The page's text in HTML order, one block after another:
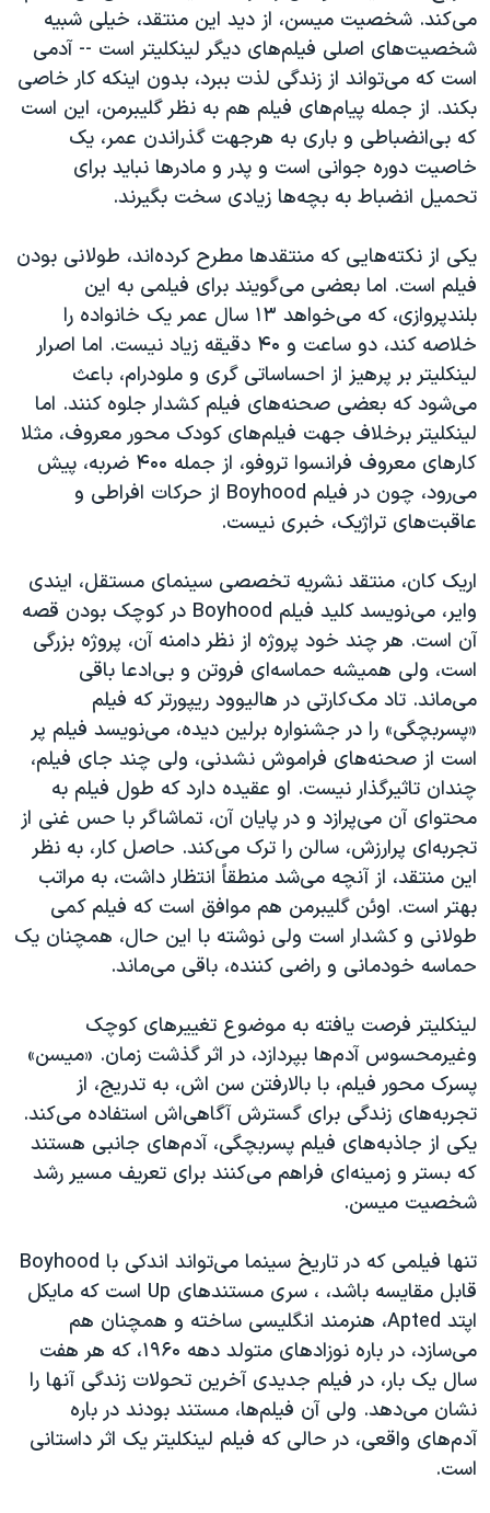
می‌کند. شخصیت میسن، از دید این منتقد، خیلی شبیه
شخصیت‌های اصلی فیلم‌های دیگر لینکلیتر است -- آدمی
است که می‌تواند از زندگی لذت ببرد، بدون اینکه کار خاصی
بکند. از جمله پیام‌های فیلم هم به نظر گلیبرمن، این است
که بی‌انضباطی و باری به هرجهت گذراندن عمر، یک
خاصیت دوره جوانی است و پدر و مادرها نباید برای
تحمیل انضباط به بچه‌ها زیادی سخت بگیرند.
یکی از نکته‌هایی که منتقدها مطرح کرده‌اند، طولانی بودن
فیلم است. اما بعضی می‌گویند برای فیلمی به این
بلندپروازی، که می‌خواهد ۱۳ سال عمر یک خانواده را
خلاصه کند، دو ساعت و ۴۰ دقیقه زیاد نیست. اما اصرار
لینکلیتر بر پرهیز از احساساتی گری و ملودرام، باعث
می‌شود که بعضی صحنه‌های فیلم کشدار جلوه کنند. اما
لینکلیتر برخلاف جهت فیلم‌های کودک محور معروف، مثلا
کارهای معروف فرانسوا تروفو، از جمله ۴۰۰ ضربه، پیش
می‌رود، چون در فیلم Boyhood از حرکات افراطی و
عاقبت‌های تراژیک، خبری نیست.
اریک کان، منتقد نشریه تخصصی سینمای مستقل، ایندی
وایر، می‌نویسد کلید فیلم Boyhood در کوچک بودن قصه
آن است. هر چند خود پروژه از نظر دامنه آن، پروژه بزرگی
است، ولی همیشه حماسه‌ای فروتن و بی‌ادعا باقی
می‌ماند. تاد مک‌کارتی در هالیوود ریپورتر که فیلم
«پسربچگی» را در جشنواره برلین دیده، می‌نویسد فیلم پر
است از صحنه‌های فراموش نشدنی، ولی چند جای فیلم،
چندان تاثیرگذار نیست. او عقیده دارد که طول فیلم به
محتوای آن می‌پرازد و در پایان آن، تماشاگر با حس غنی از
تجربه‌ای پرارزش، سالن را ترک می‌کند. حاصل کار، به نظر
این منتقد، از آنچه می‌شد منطقاً انتظار داشت، به مراتب
بهتر است. اوئن گلیبرمن هم موافق است که فیلم کمی
طولانی و کشدار است ولی نوشته با این حال، همچنان یک
حماسه خودمانی و راضی کننده، باقی می‌ماند.
لینکلیتر فرصت یافته به موضوع تغییرهای کوچک
وغیرمحسوس آدم‌ها بپردازد، در اثر گذشت زمان. «میسن»
پسرک محور فیلم، با بالارفتن سن اش، به تدریج، از
تجربه‌های زندگی برای گسترش آگاهی‌اش استفاده می‌کند.
یکی از جاذبه‌های فیلم پسربچگی، آدم‌های جانبی هستند
که بستر و زمینه‌ای فراهم می‌کنند برای تعریف مسیر رشد
شخصیت میسن.
تنها فیلمی که در تاریخ سینما می‌تواند اندکی با Boyhood
قابل مقایسه باشد، ، سری مستندهای Up است که مایکل
اپتد Apted، هنرمند انگلیسی ساخته و همچنان هم
می‌سازد، در باره نوزادهای متولد دهه ۱۹۶۰، که هر هفت
سال یک بار، در فیلم جدیدی آخرین تحولات زندگی آنها را
نشان می‌دهد. ولی آن فیلم‌ها، مستند بودند در باره
آدم‌های واقعی، در حالی که فیلم لینکلیتر یک اثر داستانی
است.